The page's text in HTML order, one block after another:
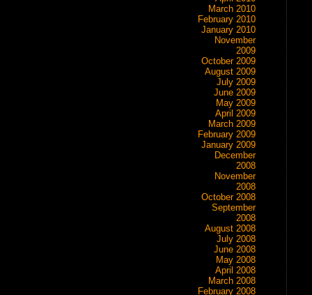
March 2010
February 2010
January 2010
November
2009
October 2009
August 2009
July 2009
June 2009
May 2009
April 2009
March 2009
February 2009
January 2009
December
2008
November
2008
October 2008
September
2008
August 2008
July 2008
June 2008
May 2008
April 2008
March 2008
February 2008